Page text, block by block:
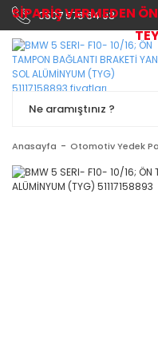
0507 576 64 03
Anasayfa Otomotiv Yedek
SİPARİŞ VERMEDEN